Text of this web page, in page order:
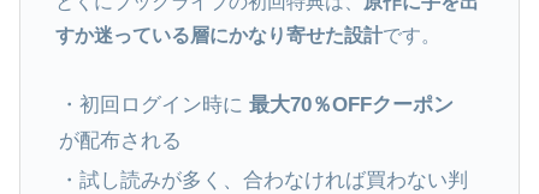
すか迷っている層にかなり寄せた設計です。
・初回ログイン時に最大70％OFFクーポン
が配布される
・試し読みが多く、合わなければ買わない判